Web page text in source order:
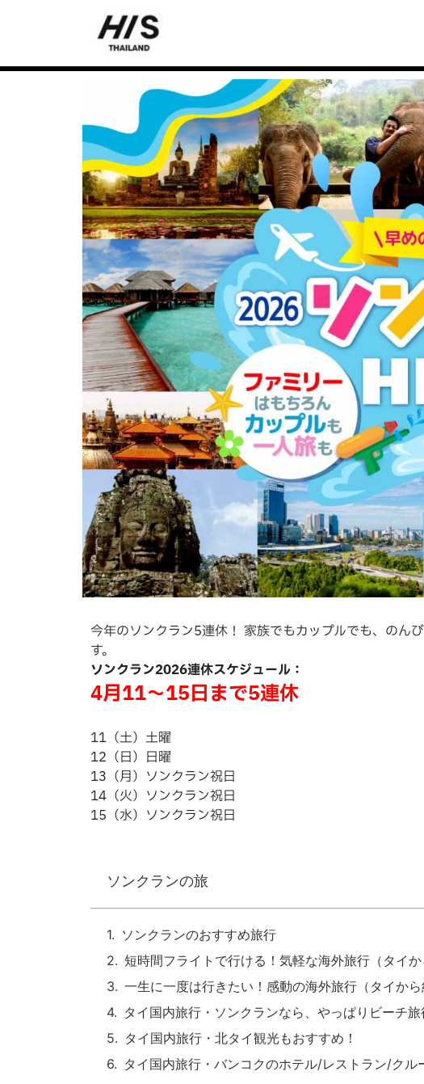
今年のソンクラン5連休！ 家族でもカップルでも、のん
す。
ソンクラン2026連休スケジュール：
4月11～15日まで5連休
11（土）土曜
12（日）日曜
13（月）ソンクラン祝日
14（火）ソンクラン祝日
15（水）ソンクラン祝日
ソンクランの旅
ソンクランのおすすめ旅行
短時間フライトで行ける！気軽な海外旅行（タイか
一生に一度は行きたい！感動の海外旅行（タイから
タイ国内旅行・ソンクランなら、やっぱりビーチ旅
タイ国内旅行・北タイ観光もおすすめ！
タイ国内旅行・バンコクのホテル/レストラン/クル